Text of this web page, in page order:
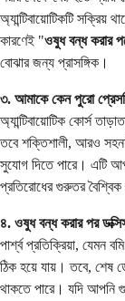
অ্যান্টিবায়োটিকটি সক্রিয়
কারণেই "ওষুধ বন্ধ করার
বোঝার জন্য প্রাসঙ্গিক।
৩. আমাকে কেন পুরো
অ্যান্টিবায়োটিক কোর্স
তবে শক্তিশালী, আরও
সুযোগ দিতে পারে। এটি
প্রতিরোধের গুরুতর বৈশ্বিক
৪. ওষুধ বন্ধ করার পর
পার্শ্ব প্রতিক্রিয়া, যেমন
ঠিক হয়ে যায়। তবে, শেষ
থাকতে পারে। যদি আপনি